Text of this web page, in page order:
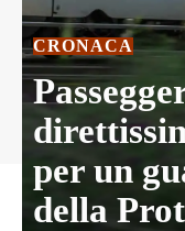
CRONACA
per un
della